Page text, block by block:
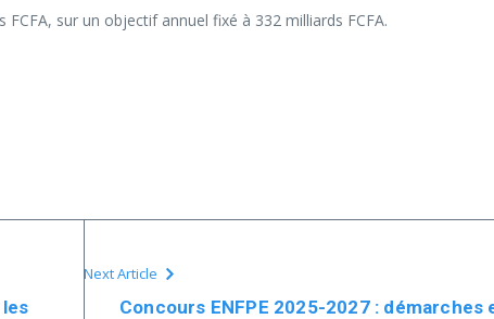
sur un objectif annuel fixé à 332 milliards FCFA.
Next Article
Concours ENFPE 2025-2027 :